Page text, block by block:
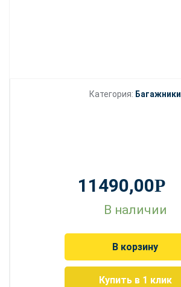
Категория: Багажники
11490,00Р
В наличии
В корзину
Купить в 1 клик